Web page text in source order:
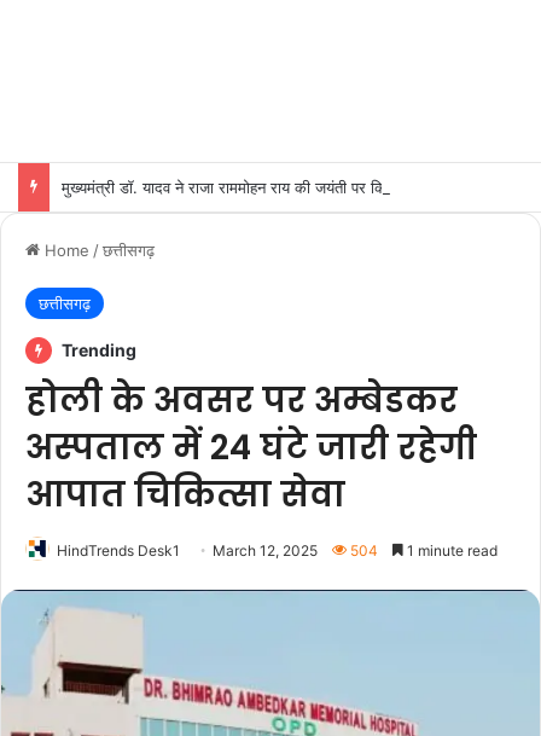
मुख्यमंत्री डॉ. यादव ने राजा राममोहन राय की जयंती पर किया नमन
Home /छत्तीसगढ़
छत्तीसगढ़
Trending
होली के अवसर पर अम्बेडकर
अस्पताल में 24 घंटे जारी रहेगी
आपात चिकित्सा सेवा
HindTrends Desk1 March 12, 2025 504 1 minute read